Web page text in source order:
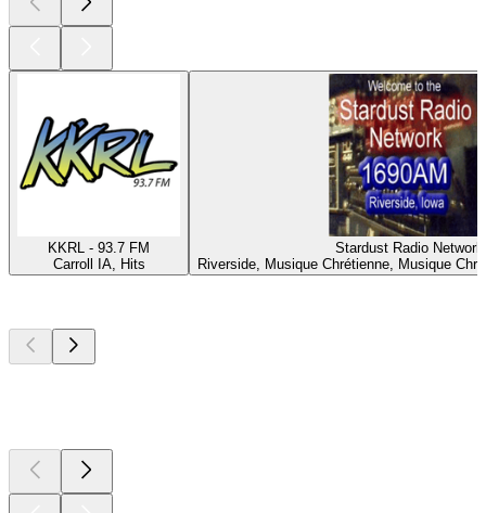
KKRL - 93.7 FM
Carroll IA, Hits
Stardust Radio Network
Riverside, Musique Chrétienne, Musique